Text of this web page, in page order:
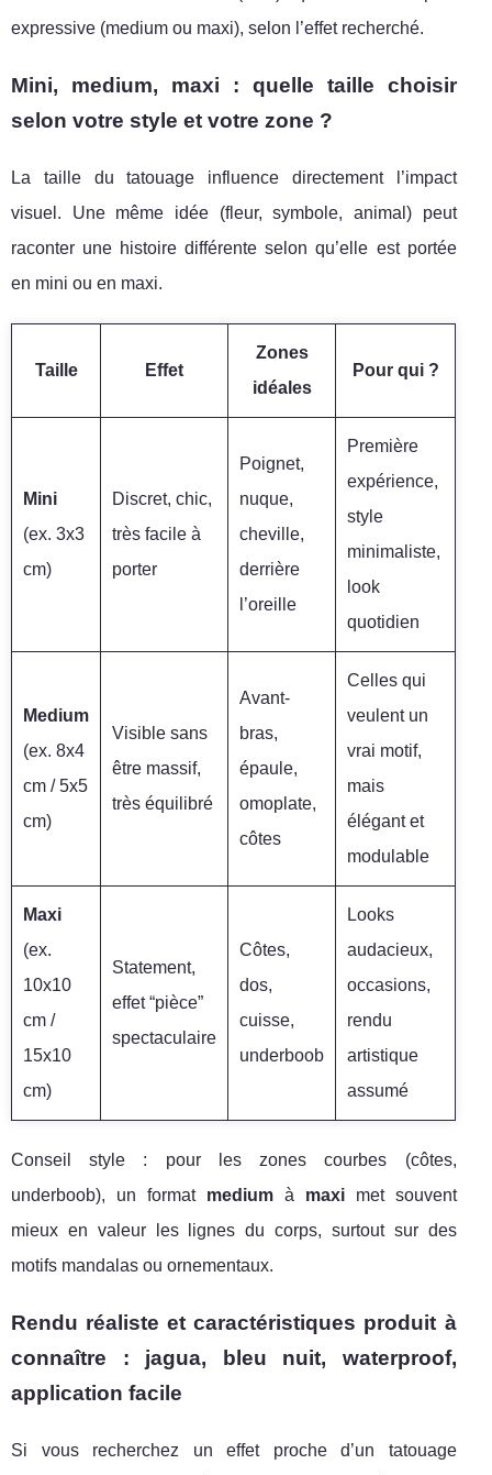
expressive (medium ou maxi), selon l’effet recherché.
Mini, medium, maxi : quelle taille choisir
selon votre style et votre zone ?
La taille du tatouage influence directement l’impact
visuel. Une même idée (fleur, symbole, animal) peut
raconter une histoire différente selon qu’elle est portée
en mini ou en maxi.
Taille Effet
Zones
idéales
Pour qui ?
Mini
(ex. 3x3
cm)
Discret, chic,
très facile à
porter
Poignet,
nuque,
cheville,
derrière
l’oreille
Première
expérience,
style
minimaliste,
look
quotidien
Medium
(ex. 8x4
cm / 5x5
cm)
Visible sans
être massif,
très équilibré
Avant-
bras,
épaule,
omoplate,
côtes
Celles qui
veulent un
vrai motif,
mais
élégant et
modulable
Maxi
(ex.
10x10
cm /
15x10
cm)
Statement,
effet “pièce”
spectaculaire
Côtes,
dos,
cuisse,
underboob
Looks
audacieux,
occasions,
rendu
artistique
assumé
Conseil style : pour les zones courbes (côtes,
underboob), un format mediumà maximet souvent
mieux en valeur les lignes du corps, surtout sur des
motifs mandalas ou ornementaux.
Rendu réaliste et caractéristiques produit à
connaître : jagua, bleu nuit, waterproof,
application facile
Si vous recherchez un effet proche d’un tatouage